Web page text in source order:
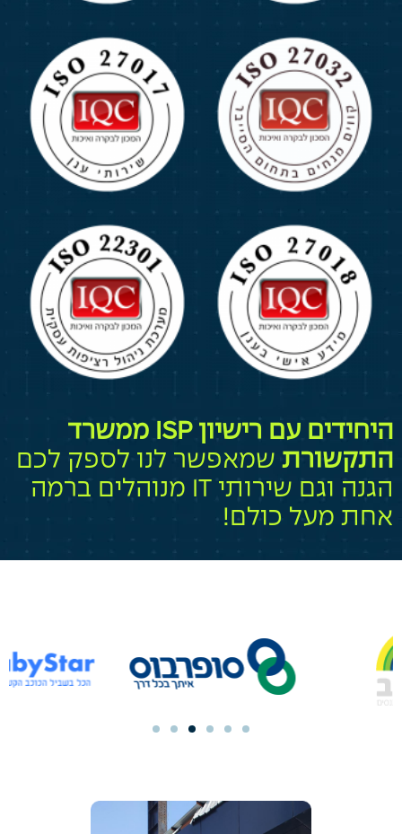
היחידים עם רישיון ISP ממשרד
התקשורת שמאפשר לנו לספק לכם
הגנה וגם שירותי IT מנוהלים ברמה
אחת מעל כולם!